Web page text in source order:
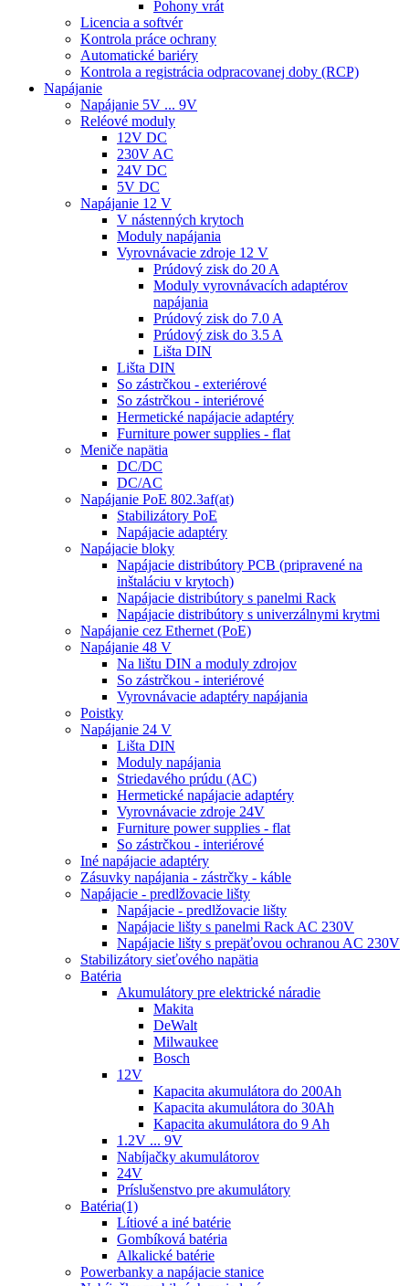
Pohony vrát
Licencia a softvér
Kontrola práce ochrany
Automatické bariéry
Kontrola a registrácia odpracovanej doby (RCP)
Napájanie
Napájanie 5V ... 9V
Reléové moduly
12V DC
230V AC
24V DC
5V DC
Napájanie 12 V
V nástenných krytoch
Moduly napájania
Vyrovnávacie zdroje 12 V
Prúdový zisk do 20 A
Moduly vyrovnávacích adaptérov
napájania
Prúdový zisk do 7.0 A
Prúdový zisk do 3.5 A
Lišta DIN
Lišta DIN
So zástrčkou - exteriérové
So zástrčkou - interiérové
Hermetické napájacie adaptéry
Furniture power supplies - flat
Meniče napätia
DC/DC
DC/AC
Napájanie PoE 802.3af(at)
Stabilizátory PoE
Napájacie adaptéry
Napájacie bloky
Napájacie distribútory PCB (pripravené na
inštaláciu v krytoch)
Napájacie distribútory s panelmi Rack
Napájacie distribútory s univerzálnymi krytmi
Napájanie cez Ethernet (PoE)
Napájanie 48 V
Na lištu DIN a moduly zdrojov
So zástrčkou - interiérové
Vyrovnávacie adaptéry napájania
Poistky
Napájanie 24 V
Lišta DIN
Moduly napájania
Striedavého prúdu (AC)
Hermetické napájacie adaptéry
Vyrovnávacie zdroje 24V
Furniture power supplies - flat
So zástrčkou - interiérové
Iné napájacie adaptéry
Zásuvky napájania - zástrčky - káble
Napájacie - predlžovacie lišty
Napájacie - predlžovacie lišty
Napájacie lišty s panelmi Rack AC 230V
Napájacie lišty s prepäťovou ochranou AC 230V
Stabilizátory sieťového napätia
Batéria
Akumulátory pre elektrické náradie
Makita
DeWalt
Milwaukee
Bosch
12V
Kapacita akumulátora do 200Ah
Kapacita akumulátora do 30Ah
Kapacita akumulátora do 9 Ah
1.2V ... 9V
Nabíjačky akumulátorov
24V
Príslušenstvo pre akumulátory
Batéria(1)
Lítiové a iné batérie
Gombíková batéria
Alkalické batérie
Powerbanky a napájacie stanice